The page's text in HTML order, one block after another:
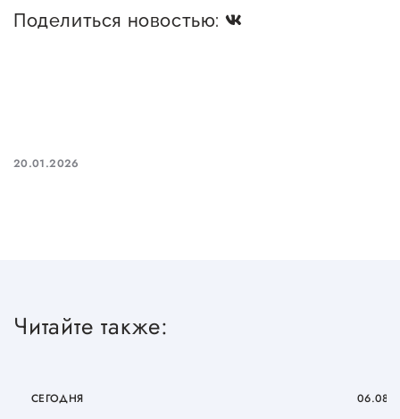
Иностранным гражданам
Вакансии
Поделиться новостью:
20.01.2026
Читайте также:
СЕГОДНЯ